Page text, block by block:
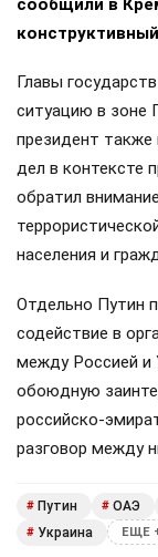
сообщили в
Главы
ситуацию в зоне
президент также
дел в контексте
обратил
населения и
Отдельно Путин
содействие в
между Россией и
обоюдную
российско-
разговор между
# Путин # ОАЭ
# Украина ЕЩЕ